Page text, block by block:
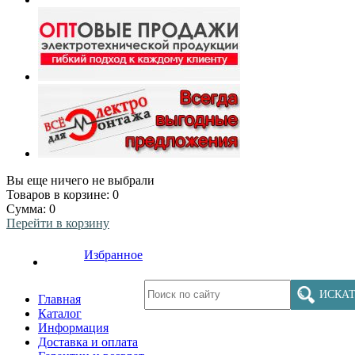
Вы еще ничего не выбрали
Товаров в корзине: 0
Сумма: 0
Перейти в корзину
Избранное
Главная
Каталог
Информация
Доставка и оплата